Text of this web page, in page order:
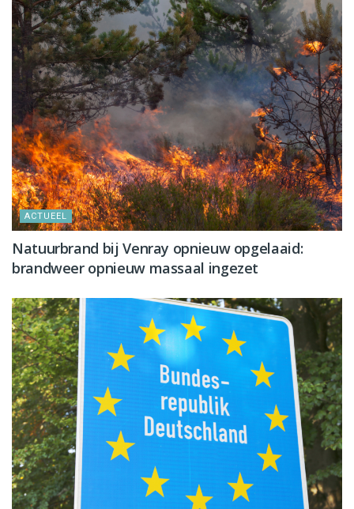
ACTUEEL
Natuurbrand bij Venray opnieuw opgelaaid:
brandweer opnieuw massaal ingezet